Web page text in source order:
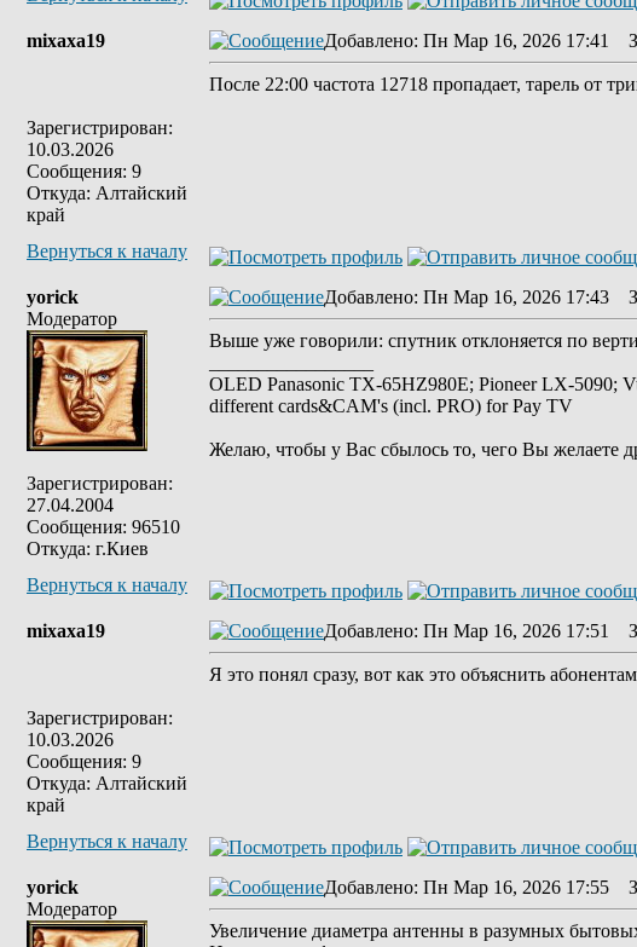
mixaxa19
Зарегистрирован:
10.03.2026
Сообщения: 9
Откуда: Алтайский
край
Добавлено: Пн Мар 16, 2026 17:41
После 22:00 частота 12718 пропадает, тарель от
Вернуться к началу
yorick
Модератор
Зарегистрирован:
27.04.2004
Сообщения: 96510
Откуда: г.Киев
Добавлено: Пн Мар 16, 2026 17:43
Выше уже говорили: спутник отклоняется по
OLED Panasonic TX-65HZ980E; Pioneer LX-5090;
different cards&CAM's (incl. PRO) for Pay TV
Желаю, чтобы у Вас сбылось то, чего Вы желаете
Вернуться к началу
mixaxa19
Зарегистрирован:
10.03.2026
Сообщения: 9
Откуда: Алтайский
край
Добавлено: Пн Мар 16, 2026 17:51
Я это понял сразу, вот как это объяснить
Вернуться к началу
yorick
Модератор
Добавлено: Пн Мар 16, 2026 17:55
Увеличение диаметра антенны в разумных